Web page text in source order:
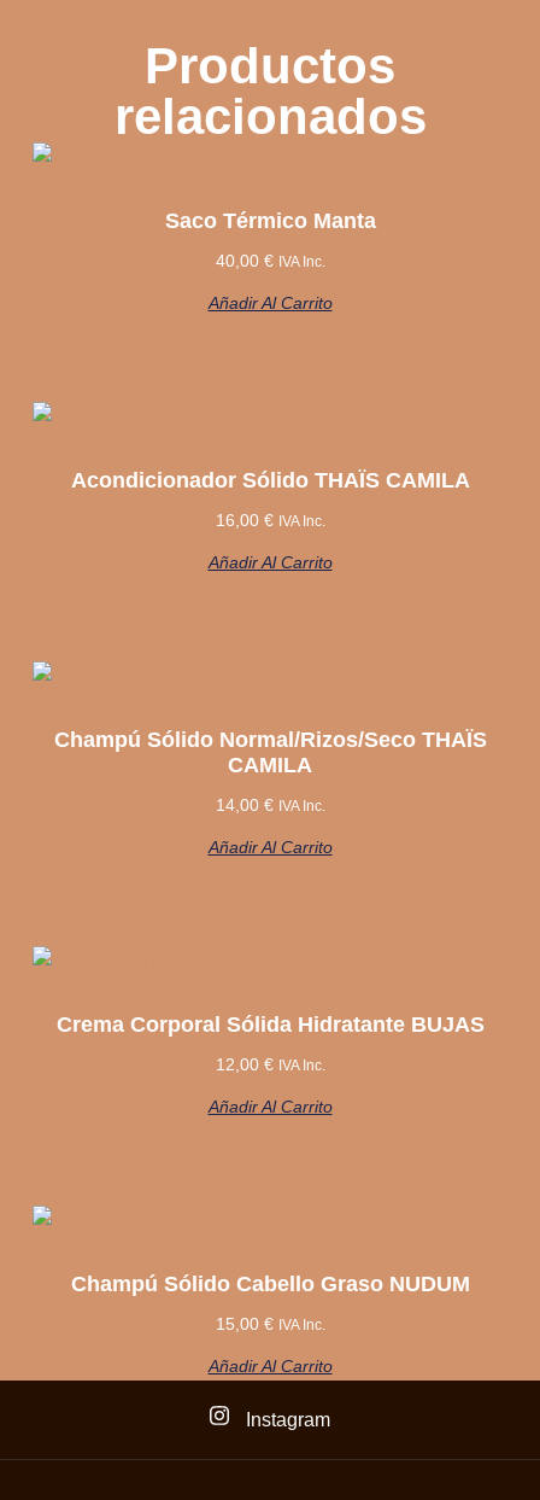
Productos
relacionados
Saco Térmico Manta
40,00 € IVA Inc.
Añadir Al Carrito
Acondicionador Sólido THAÏS CAMILA
16,00 € IVA Inc.
Añadir Al Carrito
Champú Sólido Normal/rizos/seco THAÏS
CAMILA
14,00 € IVA Inc.
Añadir Al Carrito
Crema Corporal Sólida Hidratante BUJAS
12,00 € IVA Inc.
Añadir Al Carrito
Champú Sólido Cabello Graso NUDUM
15,00 € IVA Inc.
Añadir Al Carrito
Instagram